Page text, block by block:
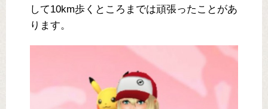
して10km歩くところまでは頑張ったことがあ
ります。